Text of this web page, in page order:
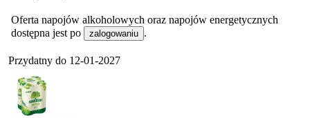
Oferta napojów alkoholowych oraz napojów energetycznych
dostępna jest po
zalogowaniu .
Przydatny do 12-01-2027